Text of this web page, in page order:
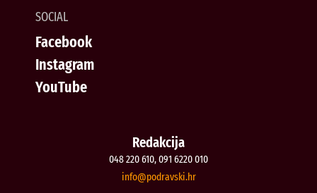
SOCIAL
Facebook
Instagram
YouTube
Redakcija
048 220 610, 091 6220 010
rh.iksvardop
@ofni